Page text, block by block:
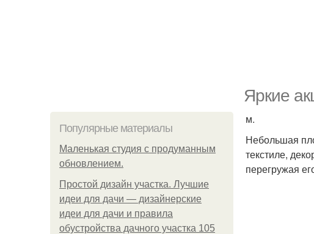
Яркие
Популярные материалы
Маленькая студия с продуманным
обновлением.
Простой дизайн участка. Лучшие
идеи для дачи — дизайнерские
идеи для дачи и правила
обустройства дачного участка 105
м.
Небольшая
текстиле,
перегружая